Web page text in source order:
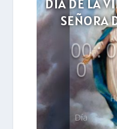
DÍA DE LA
SEÑORA
00
0
Día
: